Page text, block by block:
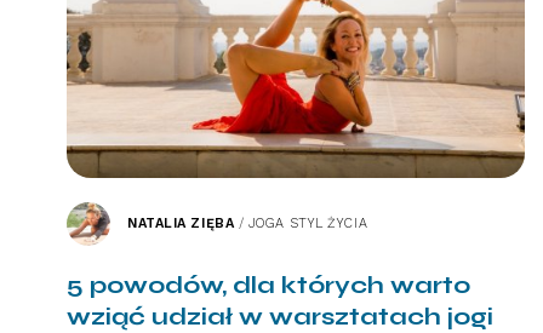
NATALIA ZIĘBA/ JOGA STYL ŻYCIA
5 powodów, dla których warto
wziąć udział w warsztatach jogi